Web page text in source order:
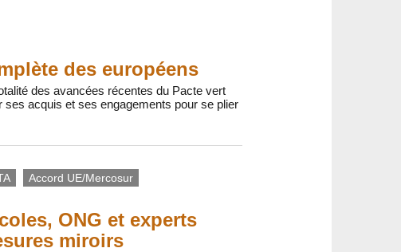
des européens
des avancées récentes du Pacte vert
ses acquis et ses engagements pour se plier
Accord UE/Mercosur
ONG et experts
miroirs